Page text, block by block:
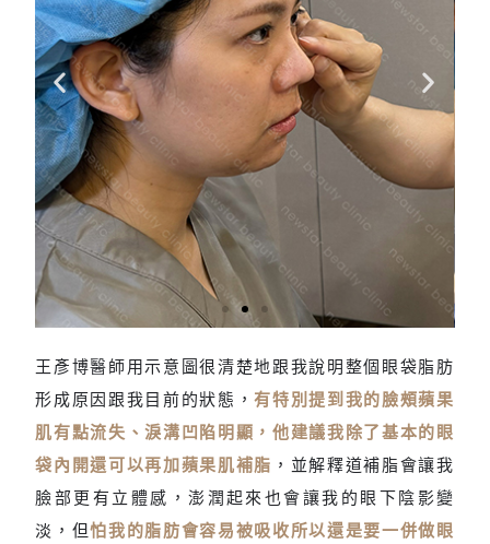
醫
師
估
王彥博醫師用示意圖很清楚地跟我說明整個眼袋脂肪
形成原因跟我目前的狀態，有特別提到我的臉頰蘋果
肌有點流失、淚溝凹陷明顯，他建議我除了基本的眼
袋內開還可以再加蘋果肌補脂 ，並解釋道補脂會讓我
臉部更有立體感，澎潤起來也會讓我的眼下陰影變
淡，但怕我的脂肪會容易被吸收所以還是要一併做眼